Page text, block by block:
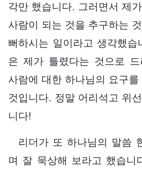
각만 했습니다. 그러면서 제
사람이 되는 것을 추구하는
뻐하시는 일이라고 생각했습
은 제가 틀렸다는 것으로 드
사람에 대한 하나님의 요구
것입니다. 정말 어리석고 위
니다!
리더가 또 하나님의 말씀
며 잘 묵상해 보라고 했습니